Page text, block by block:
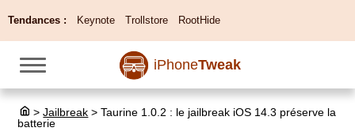
Tendances : Keynote Trollstore RootHide
iPhoneTweak
> Jailbreak > Taurine 1.0.2 : le jailbreak iOS 14.3 préserve la
batterie